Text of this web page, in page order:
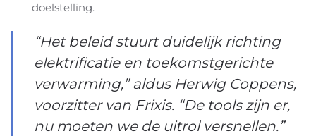
doelstelling.
“Het beleid stuurt duidelijk richting
elektrificatie en toekomstgerichte
verwarming,” aldus Herwig Coppens,
voorzitter van Frixis. “De tools zijn er,
nu moeten we de uitrol versnellen.”